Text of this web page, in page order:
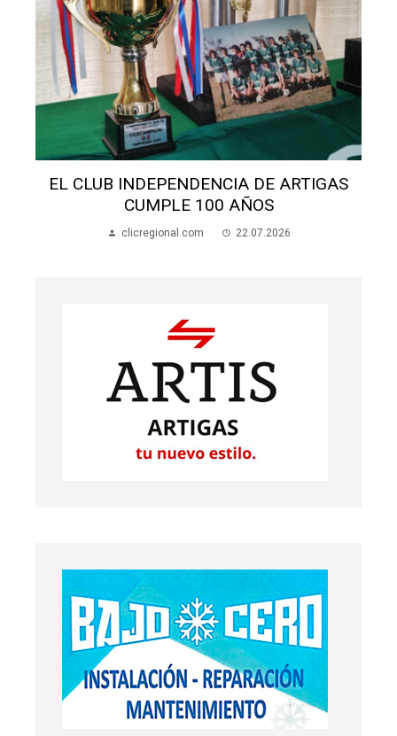
EL CLUB INDEPENDENCIA DE ARTIGAS
CUMPLE 100 AÑOS
clicregional.com 22.07.2026